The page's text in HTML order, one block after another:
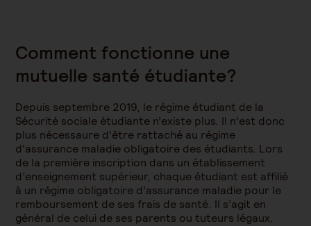
Comment fonctionne une
mutuelle santé étudiante?
Depuis septembre 2019, le régime étudiant de la
Sécurité sociale étudiante n’existe plus. Il n'est donc
plus nécessaure d'être rattaché au régime
d'assurance maladie obligatoire des étudiants. Lors
de la première inscription dans un établissement
d’enseignement supérieur, chaque étudiant est affilié
à un régime obligatoire d’assurance maladie pour le
remboursement de ses frais de santé. Il s’agit en
général de celui de ses parents ou tuteurs légaux.